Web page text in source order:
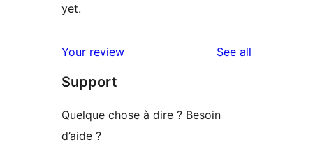
yet.
Your review See all
Support
Quelque chose à dire ? Besoin
d’aide ?